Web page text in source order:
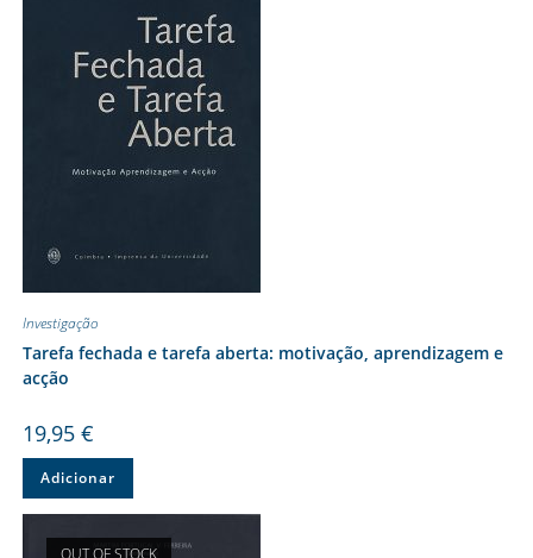
Investigação
Tarefa fechada e tarefa aberta: motivação, aprendizagem e
acção
19,95 €
Adicionar
OUT OF STOCK